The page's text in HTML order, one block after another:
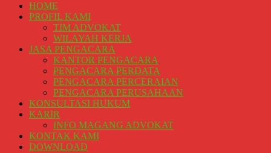
Jogja,
Lawyer,
Advokat,
Pengacara
Perceraian
Sleman,
Wonosari,
Wates,
Klaten,
Magelang,
HOME
PROFIL KAMI
TIM ADVOKAT
WILAYAH KERJA
JASA PENGACARA
KANTOR PENGACARA
PENGACARA PERDATA
PENGACARA PERCERAIAN
PENGACARA PERUSAHAAN
KONSULTASI HUKUM
KARIR
INFO MAGANG ADVOKAT
KONTAK KAMI
DOWNLOAD